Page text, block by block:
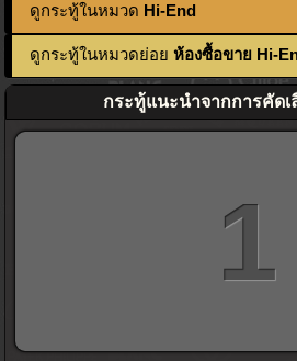
ดูกระทู้ในหมวด Hi-End
ดูกระทู้ในหมวดย่อยห้องซื้อขาย Hi-
กระทู้แนะนำจากการคัด
1